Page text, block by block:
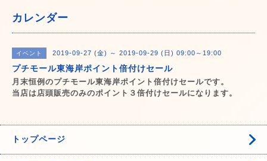
カレンダー
イベント 2019-09-27 (金) ～ 2019-09-29 (日) 09:00～19:00
プチモール東海岸ポイント倍付けセール
月末恒例のプチモール東海岸ポイント倍付けセールです。
当店は店頭販売のみのポイント３倍付けセールになります。
トップページ